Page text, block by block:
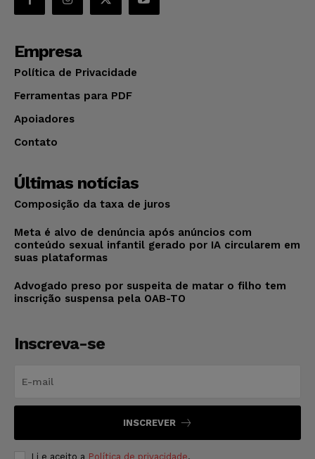
Empresa
Política de Privacidade
Ferramentas para PDF
Apoiadores
Contato
Últimas notícias
Composição da taxa de juros
Meta é alvo de denúncia após anúncios com
conteúdo sexual infantil gerado por IA circularem em
suas plataformas
Advogado preso por suspeita de matar o filho tem
inscrição suspensa pela OAB-TO
Inscreva-se
INSCREVER
Li e aceito a Política de privacidade.